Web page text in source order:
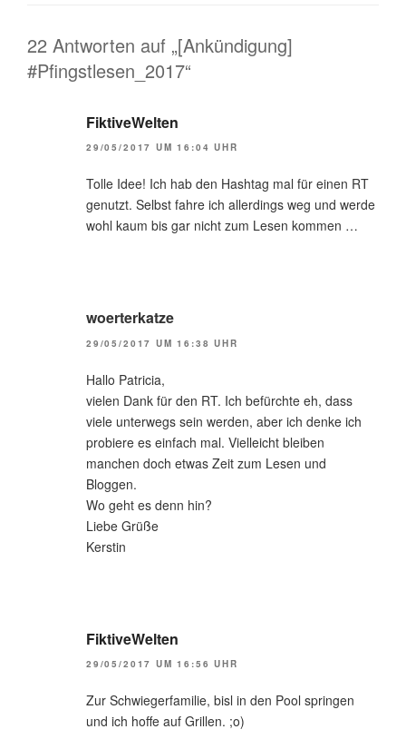
22 Antworten auf „[Ankündigung]
#Pfingstlesen_2017“
FiktiveWelten
29/05/2017 UM 16:04 UHR
Tolle Idee! Ich hab den Hashtag mal für einen RT
genutzt. Selbst fahre ich allerdings weg und werde
wohl kaum bis gar nicht zum Lesen kommen …
woerterkatze
29/05/2017 UM 16:38 UHR
Hallo Patricia,
vielen Dank für den RT. Ich befürchte eh, dass
viele unterwegs sein werden, aber ich denke ich
probiere es einfach mal. Vielleicht bleiben
manchen doch etwas Zeit zum Lesen und
Bloggen.
Wo geht es denn hin?
Liebe Grüße
Kerstin
FiktiveWelten
29/05/2017 UM 16:56 UHR
Zur Schwiegerfamilie, bisl in den Pool springen
und ich hoffe auf Grillen. ;o)